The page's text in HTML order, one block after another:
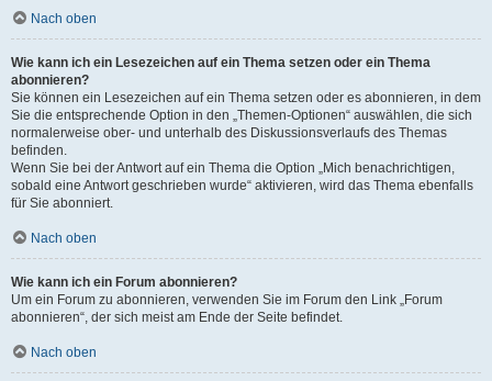
Nach oben
Wie kann ich ein Lesezeichen auf ein Thema setzen oder ein Thema
abonnieren?
Sie können ein Lesezeichen auf ein Thema setzen oder es abonnieren, in dem
Sie die entsprechende Option in den „Themen-Optionen“ auswählen, die sich
normalerweise ober- und unterhalb des Diskussionsverlaufs des Themas
befinden.
Wenn Sie bei der Antwort auf ein Thema die Option „Mich benachrichtigen,
sobald eine Antwort geschrieben wurde“ aktivieren, wird das Thema ebenfalls
für Sie abonniert.
Nach oben
Wie kann ich ein Forum abonnieren?
Um ein Forum zu abonnieren, verwenden Sie im Forum den Link „Forum
abonnieren“, der sich meist am Ende der Seite befindet.
Nach oben